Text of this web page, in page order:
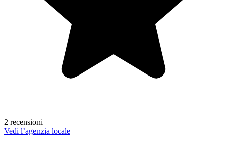
2 recensioni
Vedi l’agenzia locale